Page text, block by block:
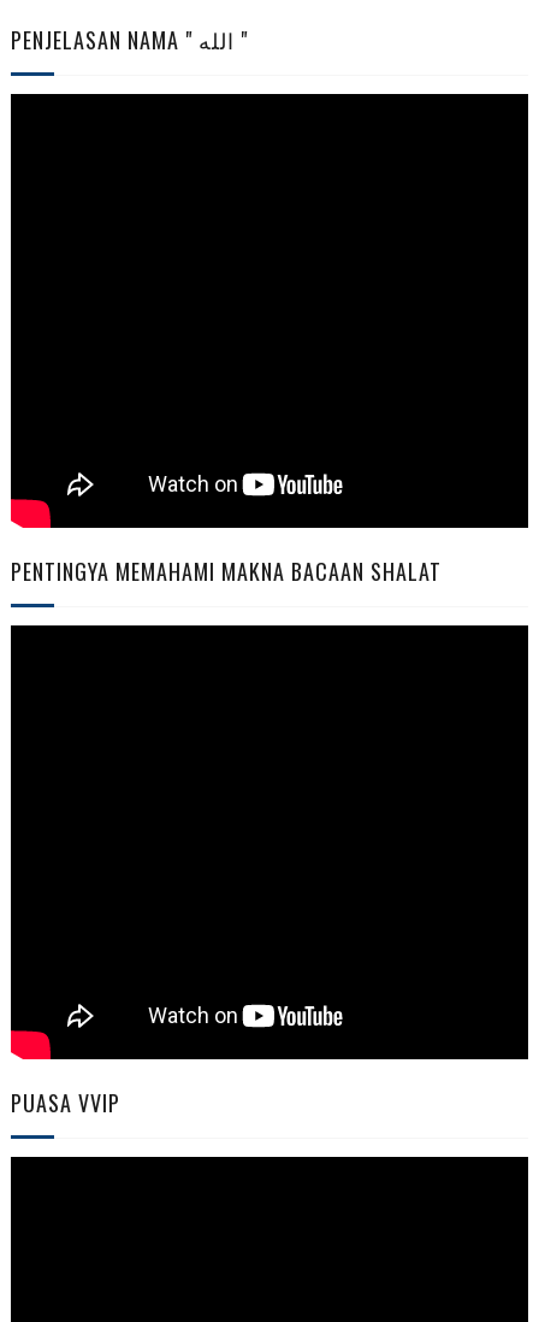
PENJELASAN NAMA " الله "
PENTINGYA MEMAHAMI MAKNA BACAAN SHALAT
PUASA VVIP